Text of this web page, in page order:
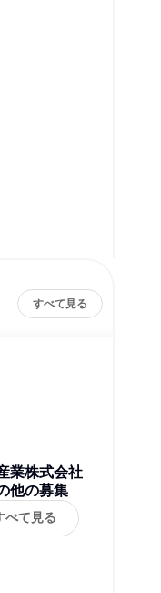
すべて見る
業株式会社
他の募集
べて見る